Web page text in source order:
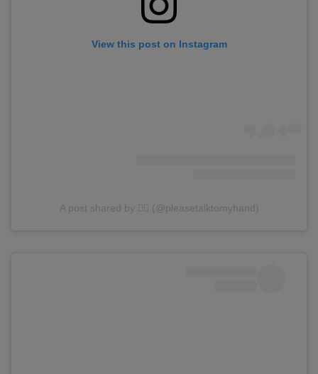
View this post on Instagram
A post shared by ✋🏼 (@pleasetalktomyhand)